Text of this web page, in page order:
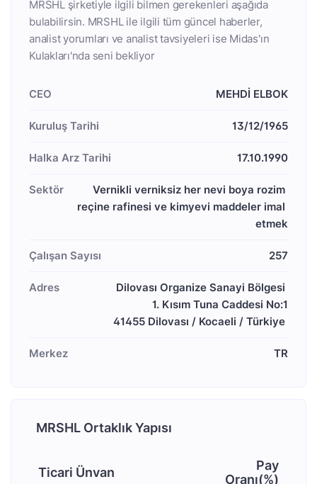
MRSHL şirketiyle ilgili bilmen gerekenleri aşağıda
bulabilirsin. MRSHL ile ilgili tüm güncel haberler,
analist yorumları ve analist tavsiyeleri ise Midas'ın
Kulakları'nda seni bekliyor
CEO MEHDİ ELBOK
Kuruluş Tarihi 13/12/1965
Halka Arz Tarihi 17.10.1990
Sektör
Vernikli verniksiz her nevi boya rozim
reçine rafinesi ve kimyevi maddeler imal
etmek
Çalışan Sayısı 257
Adres
Dilovası Organize Sanayi Bölgesi
1. Kısım Tuna Caddesi No:1
Merkez TR
MRSHL Ortaklık Yapısı
Ticari Ünvan
Pay
Oranı(%)